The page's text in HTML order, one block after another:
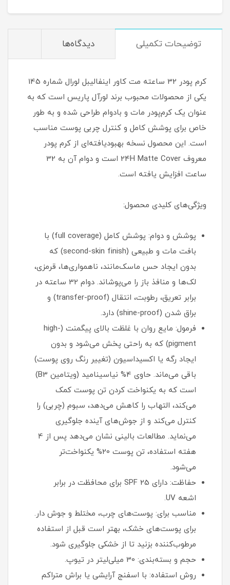
توضیحات تکمیلی دیدگاه‌ها
کرم پودر 32 ساعته مت کاور اینفالیبل لورال شماره 145
یکی از محصولات محبوب برند لورآل پاریس است که به
عنوان یک کرم‌پودر مات و بادوام طراحی شده و به طور
خاص برای پوشش کامل و کنترل چربی پوست مناسب
است. این محصول نسخه بهبودیافته‌ای از کرم پودر
معروف 24H Matte Cover است و دوام آن به 32
ساعت افزایش یافته است.
ویژگی‌های کلیدی محصول:
پوشش و دوام: پوشش کامل (full coverage) با
بافت مات و طبیعی (second-skin finish) که
بدون ایجاد حس ماسک‌مانند، ناهمواری‌ها، قرمزی،
لک‌ها و منافذ باز را می‌پوشاند. دوام 32 ساعته در
برابر تعریق، رطوبت، انتقال (transfer-proof) و
براق شدن (shine-proof) دارد.
فرمول: مایع روان با غلظت بالای پیگمنت (high-
pigment) که به راحتی پخش می‌شود و بدون
ایجاد رگه یا اکسیداسیون (تغییر رنگ روی پوست)
باقی می‌ماند. حاوی 4% نیاسینامید (ویتامین B3)
است که به یکنواخت کردن تن پوست کمک
می‌کند، التهاب را کاهش می‌دهد، سبوم (چربی) را
کنترل می‌کند و از جوش‌های آینده جلوگیری
می‌نماید. مطالعات بالینی نشان می‌دهد پس از 4
هفته استفاده، تن پوست 20% یکنواخت‌تر
می‌شود.
حفاظت: دارای SPF 25 برای محافظت در برابر
اشعه UV.
مناسب برای: پوست‌های چرب، مختلط و جوش دار.
برای پوست‌های خشک، بهتر است قبل از استفاده
مرطوب‌کننده بزنید تا از خشکی جلوگیری شود.
حجم و بسته‌بندی: 30 میلی‌لیتر در تیوپ.
روش استفاده: با اسفنج آرایشی یا براش متراکم